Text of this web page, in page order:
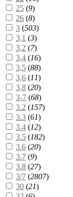
25 (9)
26 (8)
3 (503)
3,1 (3)
3,2 (7)
3,4 (16)
3,5 (88)
3,6 (11)
3,8 (20)
3-7 (68)
3.2 (157)
3.3 (61)
3.4 (12)
3.5 (182)
3.6 (20)
3.7 (9)
3.8 (27)
3/7 (2807)
30 (21)